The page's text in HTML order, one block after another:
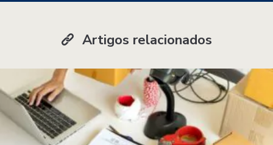
Artigos relacionados